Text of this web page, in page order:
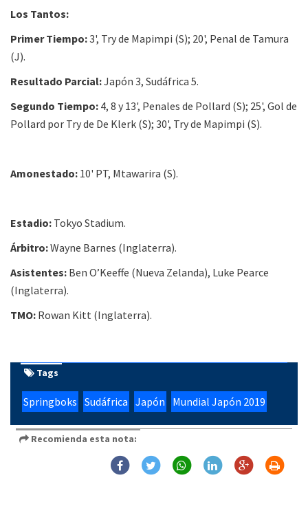
Los Tantos:
Primer Tiempo:3', Try de Mapimpi (S); 20', Penal de Tamura
(J).
Resultado Parcial:Japón 3, Sudáfrica 5.
Segundo Tiempo: 4, 8 y 13', Penales de Pollard (S); 25', Gol de
Pollard por Try de De Klerk (S); 30', Try de Mapimpi (S).
Amonestado: 10' PT, Mtawarira (S).
Estadio: Tokyo Stadium.
Árbitro:Wayne Barnes (Inglaterra).
Asistentes: Ben O’Keeffe (Nueva Zelanda), Luke Pearce
(Inglaterra).
TMO: Rowan Kitt (Inglaterra).
Tags
Springboks Sudáfrica Japón Mundial Japón 2019
Recomienda esta nota: